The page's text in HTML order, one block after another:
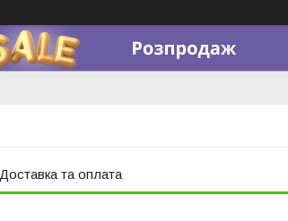
Доставка та оплата